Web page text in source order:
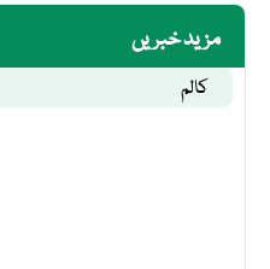
مزید خبریں
کالم